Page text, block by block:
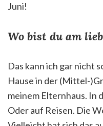
Juni!
Wo bist du am
Das kann ich gar nicht
Hause in der (Mittel-
meinem Elternhaus. In
Oder auf Reisen. Die